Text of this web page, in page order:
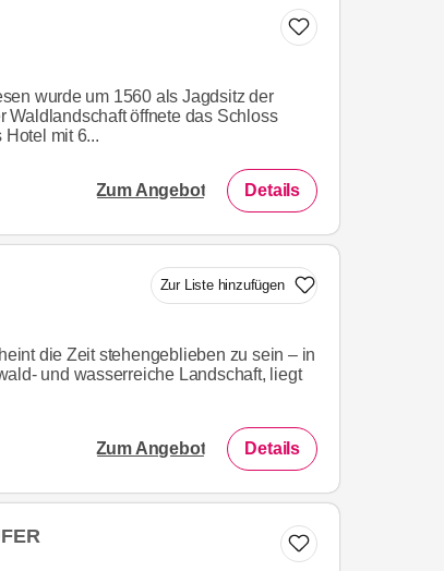
wurde um 1560 als Jagdsitz der
Waldlandschaft öffnete das Schloss
mit 6...
Zum Angebot Details
Zur Liste hinzufügen
die Zeit stehengeblieben zu sein – in
und wasserreiche Landschaft, liegt
Zum Angebot Details